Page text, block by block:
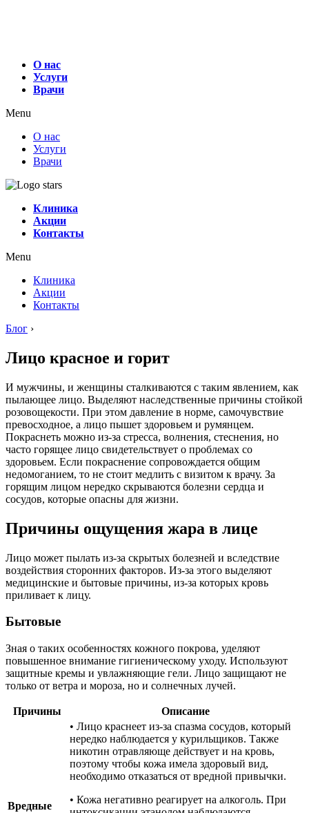
О нас
Услуги
Врачи
Menu
О нас
Услуги
Врачи
Клиника
Акции
Контакты
Menu
Клиника
Акции
Контакты
Блог ›
Лицо красное и горит
И мужчины, и женщины сталкиваются с таким явлением, как
пылающее лицо. Выделяют наследственные причины стойкой
розовощекости. При этом давление в норме, самочувствие
превосходное, а лицо пышет здоровьем и румянцем.
Покраснеть можно из-за стресса, волнения, стеснения, но
часто горящее лицо свидетельствует о проблемах со
здоровьем. Если покраснение сопровождается общим
недомоганием, то не стоит медлить с визитом к врачу. За
горящим лицом нередко скрываются болезни сердца и
сосудов, которые опасны для жизни.
Причины ощущения жара в лице
Лицо может пылать из-за скрытых болезней и вследствие
воздействия сторонних факторов. Из-за этого выделяют
медицинские и бытовые причины, из-за которых кровь
приливает к лицу.
Бытовые
Зная о таких особенностях кожного покрова, уделяют
повышенное внимание гигиеническому уходу. Используют
защитные кремы и увлажняющие гели. Лицо защищают не
только от ветра и мороза, но и солнечных лучей.
Причины Описание
Вредные
• Лицо краснеет из-за спазма сосудов, который
нередко наблюдается у курильщиков. Также
никотин отравляюще действует и на кровь,
поэтому чтобы кожа имела здоровый вид,
необходимо отказаться от вредной привычки.
• Кожа негативно реагирует на алкоголь. При